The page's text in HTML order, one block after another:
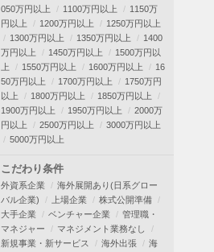
050万円以上
1100万円以上
1150万
円以上
1200万円以上
1250万円以上
1300万円以上
1350万円以上
1400
万円以上
1450万円以上
1500万円以
上
1550万円以上 1600万円以上
16
50万円以上
1700万円以上
1750万円
以上
1800万円以上
1850万円以上
1900万円以上
1950万円以上
2000万
円以上
2500万円以上
3000万円以上
5000万円以上
こだわり条件
外資系企業
海外展開あり(日系グロー
バル企業)
上場企業
株式公開準備
大手企業
ベンチャー企業
管理職・
マネジャー
マネジメント業務なし
新規事業・新サービス
海外出張
海